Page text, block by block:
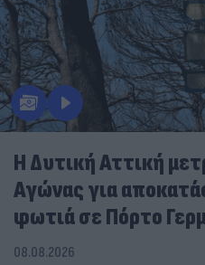
Η Δυτική Αττική
Αγώνας για
φωτιά σε Πόρτο
08.08.2026